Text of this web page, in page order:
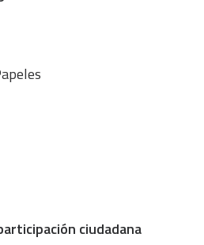
ciudadana